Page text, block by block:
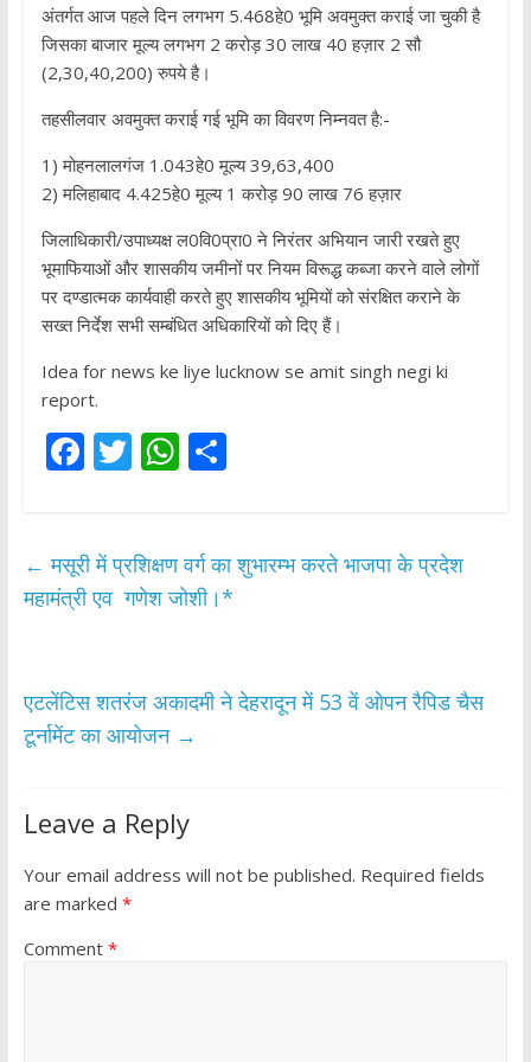
अंतर्गत आज पहले दिन लगभग 5.468हे0 भूमि अवमुक्त कराई जा चुकी है
जिसका बाजार मूल्य लगभग 2 करोड़ 30 लाख 40 हज़ार 2 सौ
(2,30,40,200) रुपये है।
तहसीलवार अवमुक्त कराई गई भूमि का विवरण निम्नवत है:-
1) मोहनलालगंज 1.043हे0 मूल्य 39,63,400
2) मलिहाबाद 4.425हे0 मूल्य 1 करोड़ 90 लाख 76 हज़ार
जिलाधिकारी/उपाध्यक्ष ल0वि0प्रा0 ने निरंतर अभियान जारी रखते हुए
भूमाफियाओं और शासकीय जमीनों पर नियम विरूद्ध कब्जा करने वाले लोगों
पर दण्डात्मक कार्यवाही करते हुए शासकीय भूमियों को संरक्षित कराने के
सख्त निर्देश सभी सम्बंधित अधिकारियों को दिए हैं।
Idea for news ke liye lucknow se amit singh negi ki
report.
F
b
o
T
er
W
s
A
S
e
← मसूरी में प्रशिक्षण वर्ग का शुभारम्भ करते भाजपा के प्रदेश
महामंत्री एव गणेश जोशी।*
एटलेंटिस शतरंज अकादमी ने देहरादून में 53 वें ओपन रैपिड चैस
टूर्नामेंट का आयोजन →
Leave a Reply
Your email address will not be published. Required fields
are marked *
Comment *